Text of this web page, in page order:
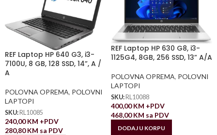
REF Laptop HP 640 G3, i3-
7100U, 8 GB, 128 SSD, 14”, A /
A
POLOVNA OPREMA, POLOVNI
LAPTOPI
SKU: RL10085
240,00KM +PDV
280,80KM sa PDV
REF Laptop HP 630 G8, i3-
1125G4, 8GB, 256 SSD, 13” A/A
POLOVNA OPREMA, POLOVNI
LAPTOPI
SKU: RL10088
400,00KM +PDV
468,00KM sa PDV
DODAJ U KORPU